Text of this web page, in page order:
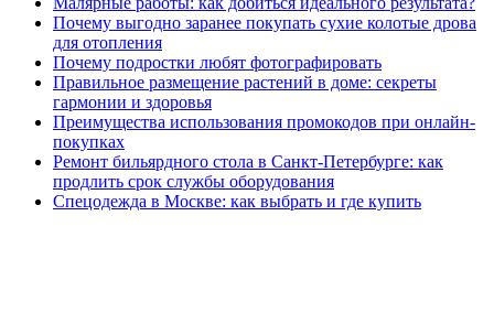
Почему выгодно заранее покупать сухие колотые дрова
для отопления
Почему подростки любят фотографировать
Правильное размещение растений в доме: секреты
гармонии и здоровья
Преимущества использования промокодов при онлайн-
покупках
Ремонт бильярдного стола в Санкт-Петербурге: как
продлить срок службы оборудования
Спецодежда в Москве: как выбрать и где купить